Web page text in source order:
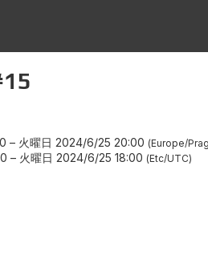
– 火曜日 2024/6/25 20:00 Europe/
– 火曜日 2024/6/25 18:00 Etc/UTC